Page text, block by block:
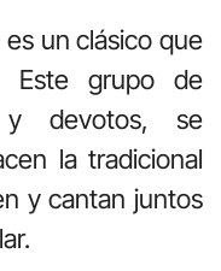
un clásico que
Este grupo de
y devotos, se
la tradicional
y cantan juntos